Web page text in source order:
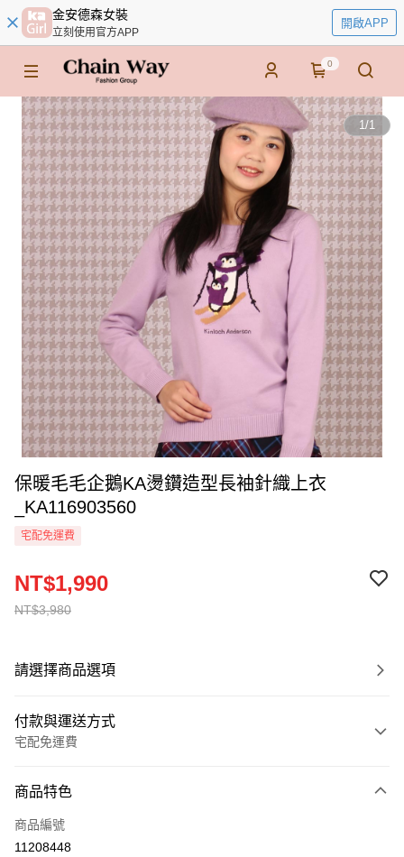
金安德森女裝
立刻使用官方APP
開啟APP
0
1/1
保暖毛毛企鵝KA燙鑽造型長袖針織上衣
_KA116903560
宅配免運費
NT$3,980
NT$1,990
請選擇商品選項
付款與運送方式
宅配免運費
信用卡一次付款
LINE Pay
商品特色
商品編號
11208448